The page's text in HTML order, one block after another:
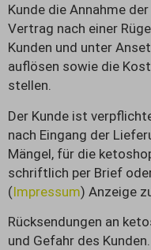
Kunde die Annahme
Vertrag nach einer
Kunden und unter
auflösen sowie die
stellen.
Der Kunde ist
nach Eingang der
Mängel, für die
schriftlich per Brief
(Impressum) Anzeige
Rücksendungen an
und Gefahr des